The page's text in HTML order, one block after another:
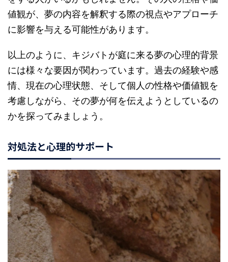
値観が、夢の内容を解釈する際の視点やアプローチ
に影響を与える可能性があります。
以上のように、キジバトが庭に来る夢の心理的背景
には様々な要因が関わっています。過去の経験や感
情、現在の心理状態、そして個人の性格や価値観を
考慮しながら、その夢が何を伝えようとしているの
かを探ってみましょう。
対処法と心理的サポート